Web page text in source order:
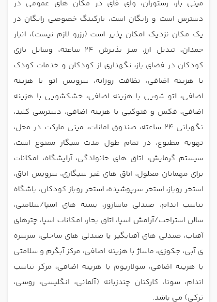
مینی بار، رستوران، وای فای در مکان های عمومی در
دسترس است و رایگان است، پارکینگ خصوصی رایگان در
یک مکان نزدیک امکان پذیر است (رزرو لازم نیست)، انبار
چمدان، تبدیل ارز، میز پذیرش 24 ساعته، وسایل بازی
کودکان در فضای باز، نگهداری از کودکان و خدمات کودک
با هزینه اضافی، نظافت روزانه، سرویس اتو با هزینه
اضافی، اتو شویی با هزینه اضافی، خشکشویی با هزینه
اضافی، فکس و فتوکپی با هزینه اضافی، دسترسی کلید،
نگهبانی 24 ساعته، صندوق امانات، مینی مارکت در محل،
تهویه مطبوع، در تمام طول مدت سیگار ممنوع است،
سیستم گرمایش، اتاق های خانوادگی، آرایشگاه، امکانات
برای مهمانان معلول، اتاق های غیر سیگاری، سرویس اتاق،
استخر روباز، استخر سرپوشیده، استخر روباز کودکان، باشگاه
تناسب اندام، صندلی ماساژور، بسته های اسپا/سلامتی،
سالن استراحت/آرامش اسپا، اتاق بخار، امکانات اسپا، چترهای
آفتاب، صندلی های آفتابگیر یا صندلی های ساحلی، سرسره
ی آبی، جکوزی، ماساژ با هزینه اضافی، مرکز آبگرم و سلامتی
با هزینه اضافی، سولاریوم با هزینه اضافی، مرکز تناسب
اندام، سونا، کارکنان چندزبانه (آلمانی، انگلیسی، روسی،
ترکی) می باشد.